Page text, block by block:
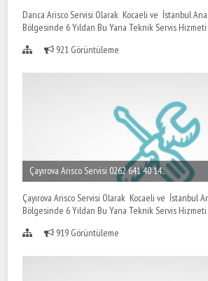
Darıca Arisco Servisi Olarak Kocaeli ve İstanbul
Bölgesinde 6 Yıldan Bu Yana Teknik Servis
921 Görüntüleme
Çayırova Arisco Servisi 0262 641 40 14..
Çayırova Arisco Servisi Olarak Kocaeli ve İstanbul
Bölgesinde 6 Yıldan Bu Yana Teknik Servis
919 Görüntüleme